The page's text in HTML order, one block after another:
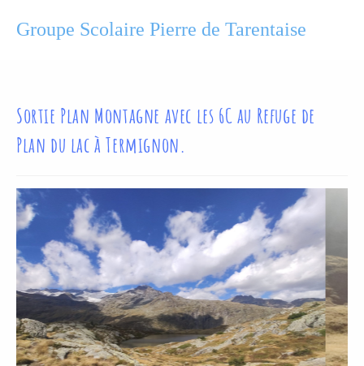
Groupe Scolaire Pierre de Tarentaise
Sortie Plan Montagne avec les 6C au Refuge de
Plan du lac à Termignon.